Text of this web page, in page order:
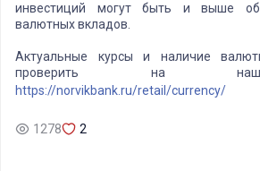
инвестиций могут быть и выше
валютных вкладов.
Актуальные курсы и наличие
проверить на
https://norvikbank.ru/retail/currency/
1278 2